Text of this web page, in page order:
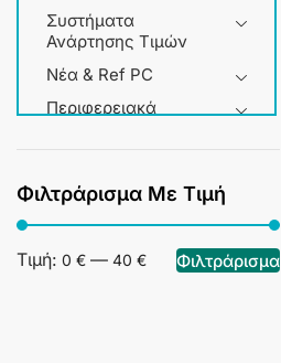
Συστήματα
Ανάρτησης Τιμών
Νέα & Ref PC
Περιφερειακά
+3 more
Φιλτράρισμα Με Τιμή
Φιλτράρισμα
Τιμή: 0 € — 40 €